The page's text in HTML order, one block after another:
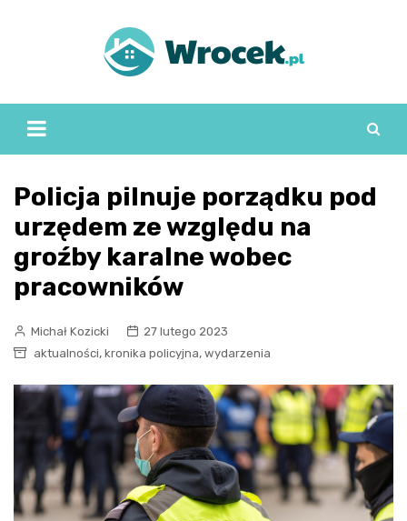
Policja pilnuje porządku pod
urzędem ze względu na
groźby karalne wobec
pracowników
Michał Kozicki
27 lutego 2023
aktualności, kronika policyjna, wydarzenia